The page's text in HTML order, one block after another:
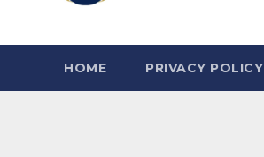
HOME PRIVACY POLICY